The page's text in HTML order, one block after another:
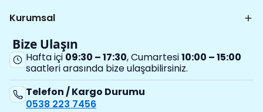
Kurumsal
Bize Ulaşın
Hafta içi 09:30 – 17:30, Cumartesi10:00 – 15:00
saatleri arasında bize ulaşabilirsiniz.
Telefon / Kargo Durumu
0538 223 7456